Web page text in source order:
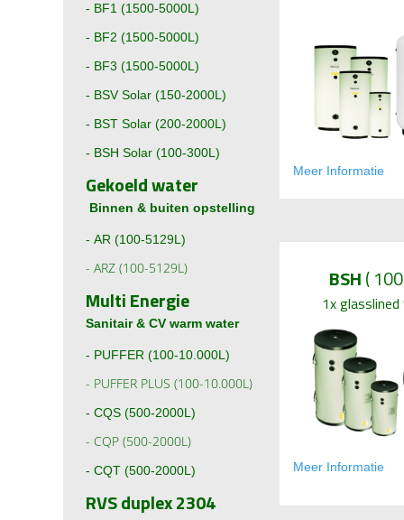
- BF1 (1500-5000L)
- BF2 (1500-5000L)
- BF3 (1500-5000L)
- BSV Solar (150-2000L)
- BST Solar (200-2000L)
- BSH Solar (100-300L)
Gekoeld water
Binnen & buiten opstelling
- AR (100-5129L)
- ARZ (100-5129L)
Multi Energie
Sanitair & CV warm water
- PUFFER (100-10.000L)
- PUFFER PLUS (100-10.000L)
- CQS (500-2000L)
- CQP (500-2000L)
- CQT (500-2000L)
RVS duplex 2304
Meer Informatie
BSH(
1x glasslined
Meer Informatie